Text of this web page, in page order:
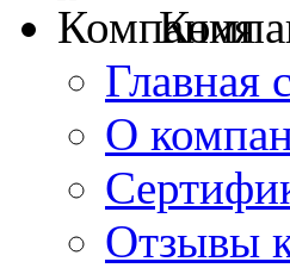
Главная
О
Отзывы